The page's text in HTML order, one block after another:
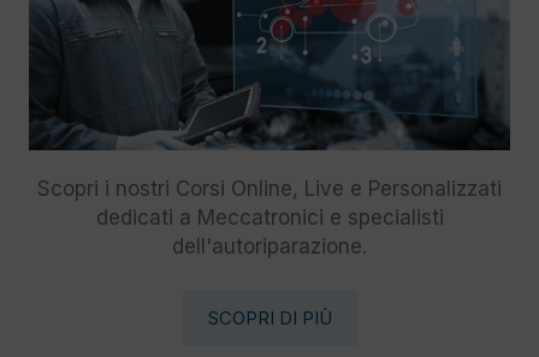
Scopri i nostri Corsi Online, Live e Personalizzati
dedicati a Meccatronici e specialisti
dell'autoriparazione.
SCOPRI DI PIÙ